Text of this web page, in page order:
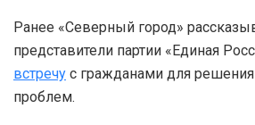
Ранее «Северный город»
представители партии «Единая
встречу с гражданами для
проблем.